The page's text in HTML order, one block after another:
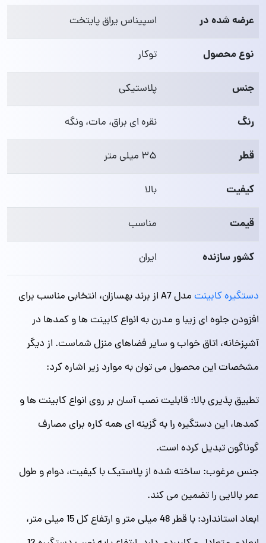
عرضه شده در اسپیناس یراق پایتخت
نوع محصول توکار
جنس پلاستیکی
رنگ نقره‌ ای براق، مات، ونگه
قطر ۳۵ میلی‌ متر
کیفیت بالا
قیمت مناسب
کشور سازنده ایران
دستگیره کابینت
مدل A7 از برند بهسازان، انتخابی مناسب برای
افزودن جلوه‌ ای زیبا و مدرن به انواع کابینت‌ ها و کمدها در
آشپزخانه، اتاق خواب و سایر فضاهای منزل شماست. از دیگر
مشخصات این محصول می توان به موارد زیر اشاره کرد:
تطبیق‌ پذیری بالا: قابلیت نصب آسان بر روی انواع کابینت‌ ها و
کمدها، این دستگیره را به گزینه‌ ای همه‌ کاره برای مصارف
گوناگون تبدیل کرده است.
جنس مرغوب: ساخته شده از پلاستیک با کیفیت، دوام و طول
عمر بالایی را تضمین می‌ کند.
ابعاد استاندارد: با قطر 48 میلی‌ متر و ارتفاع کل 15 میلی‌ متر،